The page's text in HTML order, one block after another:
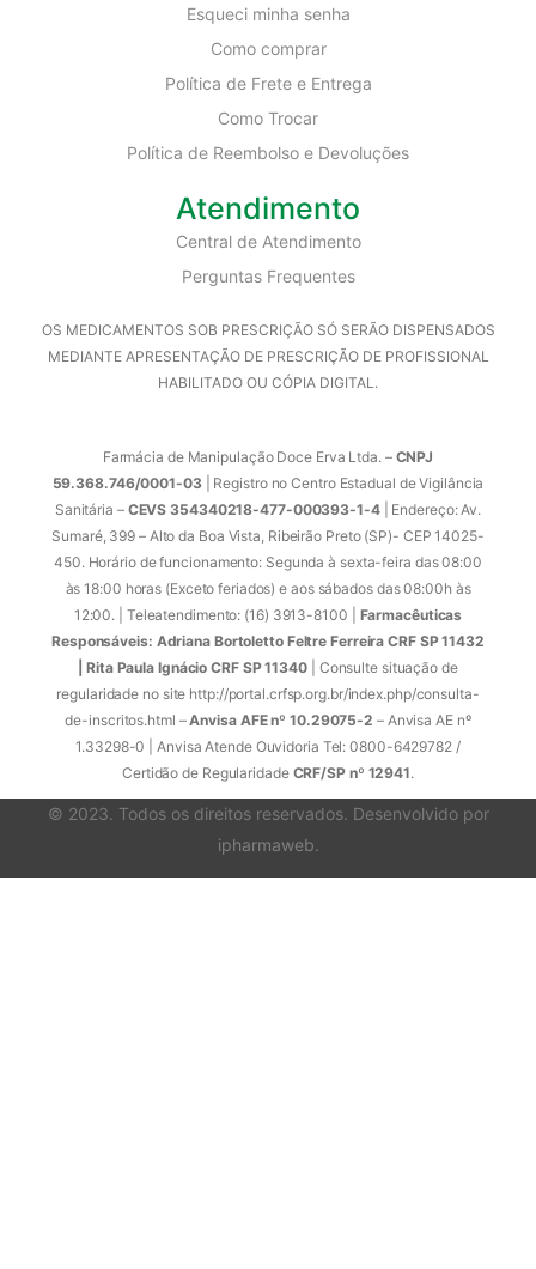
Esqueci minha senha
Como comprar
Política de Frete e Entrega
Como Trocar
Política de Reembolso e Devoluções
Atendimento
Central de Atendimento
Perguntas Frequentes
OS MEDICAMENTOS SOB PRESCRIÇÃO SÓ SERÃO DISPENSADOS
MEDIANTE APRESENTAÇÃO DE PRESCRIÇÃO DE PROFISSIONAL
HABILITADO OU CÓPIA DIGITAL.
Farmácia de Manipulação Doce Erva Ltda. – CNPJ
59.368.746/0001-03| Registro no Centro Estadual de Vigilância
Sanitária –CEVS 354340218-477-000393-1-4| Endereço: Av.
Sumaré, 399 – Alto da Boa Vista, Ribeirão Preto (SP)- CEP 14025-
450. Horário de funcionamento: Segunda à sexta-feira das 08:00
às 18:00 horas (Exceto feriados) e aos sábados das 08:00h às
12:00. | Teleatendimento: (16) 3913-8100 | Farmacêuticas
Responsáveis: Adriana Bortoletto Feltre Ferreira CRF SP 11432
| Rita Paula Ignácio CRF SP 11340 | Consulte situação de
regularidade no site http://portal.crfsp.org.br/index.php/consulta-
de-inscritos.html –Anvisa AFE nº 10.29075-2 – Anvisa AE nº
1.33298-0 | Anvisa Atende Ouvidoria Tel: 0800-6429782 /
Certidão de Regularidade CRF/SP nº 12941.
© 2023. Todos os direitos reservados. Desenvolvido por
ipharmaweb.